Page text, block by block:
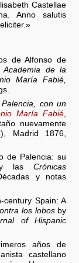
Castellae
Anno salutis
de Alfonso de
de la
María Fabié,
con un
María Fabié
nuevamente
Madrid 1876,
de Palencia: su
lasCrónicas
y notas
century Spain: A
los lobosby
of Hispanic
años de
castellano